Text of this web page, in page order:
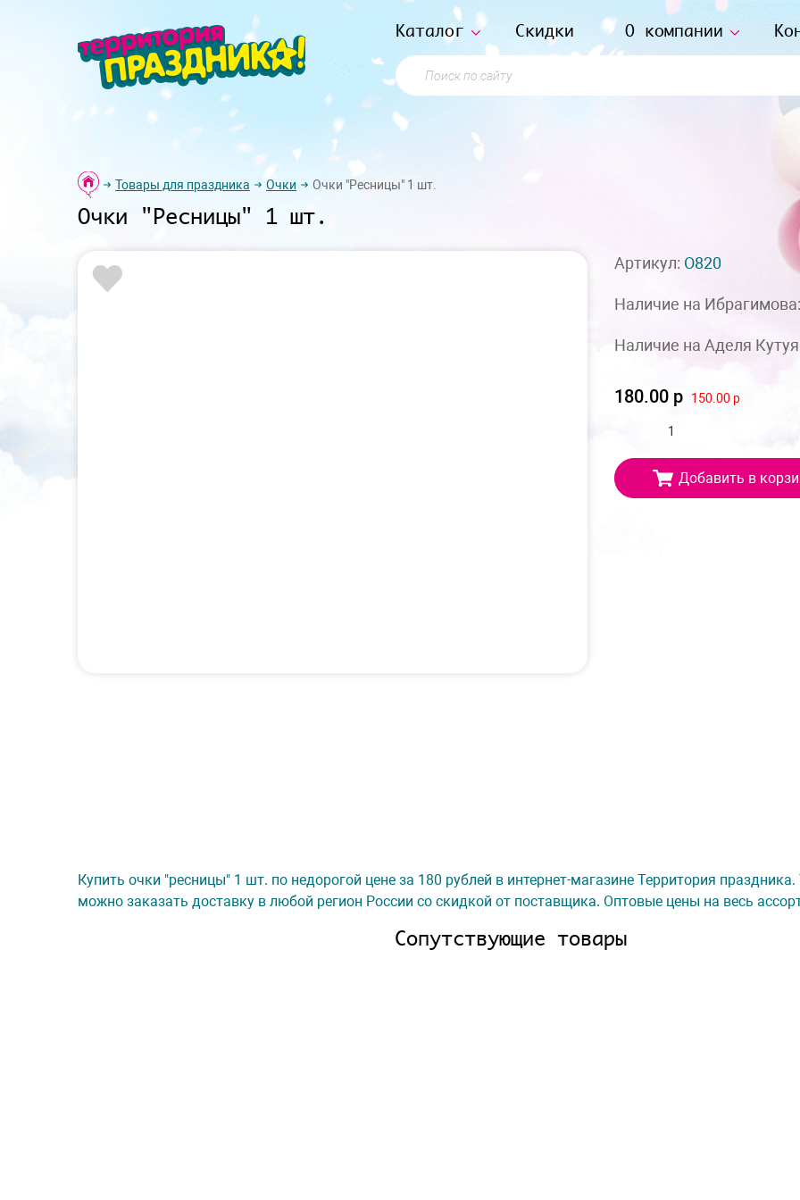
Каталог Скидки О компании
Поиск по сайту
Товары для праздника Очки Очки "Ресницы" 1 шт.
Очки "Ресницы" 1 шт.
Артикул: О820
Наличие на
Наличие на Аделя
180.00 р 150.00 р
Добавить в
Купить очки "ресницы" 1 шт. по недорогой цене за 180 рублей в интернет-магазине Территория
можно заказать доставку в любой регион России со скидкой от поставщика. Оптовые цены на весь
Сопутствующие товары